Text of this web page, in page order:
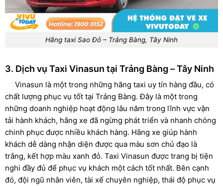
Hãng taxi Sao Đỏ – Trảng Bàng, Tây Ninh
3. Dịch vụ Taxi Vinasun tại Trảng Bàng – Tây Ninh
Vinasun là một trong những hãng taxi uy tín hàng đầu, có
chất lượng phục vụ tốt tại Trảng Bàng. Đây là một trong
những doanh nghiệp hoạt động lâu năm trong lĩnh vực vận
tải hành khách, hãng xe đã ngừng phát triển và nhanh chóng
chinh phục được nhiều khách hàng. Hãng xe giúp hành
khách dễ dàng nhận diện được qua màu sơn chủ đạo là
trắng, kết hợp màu xanh đỏ. Taxi Vinasun được trang bị tiện
nghi đầy đủ để phục vụ khách một cách tốt nhất. Bên cạnh
đó, đội ngũ nhân viên, tài xế chuyên nghiệp, thái độ phục vụ